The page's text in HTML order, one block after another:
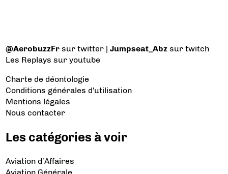
@AerobuzzFr sur twitter |Jumpseat_Abz sur twitch
Les Replays sur youtube
Charte de déontologie
Conditions générales d'utilisation
Mentions légales
Nous contacter
Les catégories à voir
Aviation d’Affaires